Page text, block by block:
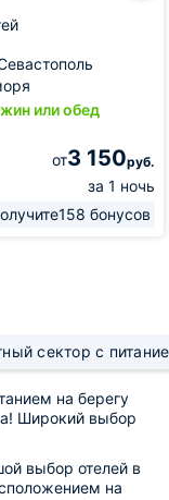
или обед
от3 150руб.
за 1 ночь
158 бонусов
сектор с
на берегу
Широкий выбор
выбор отелей в
на